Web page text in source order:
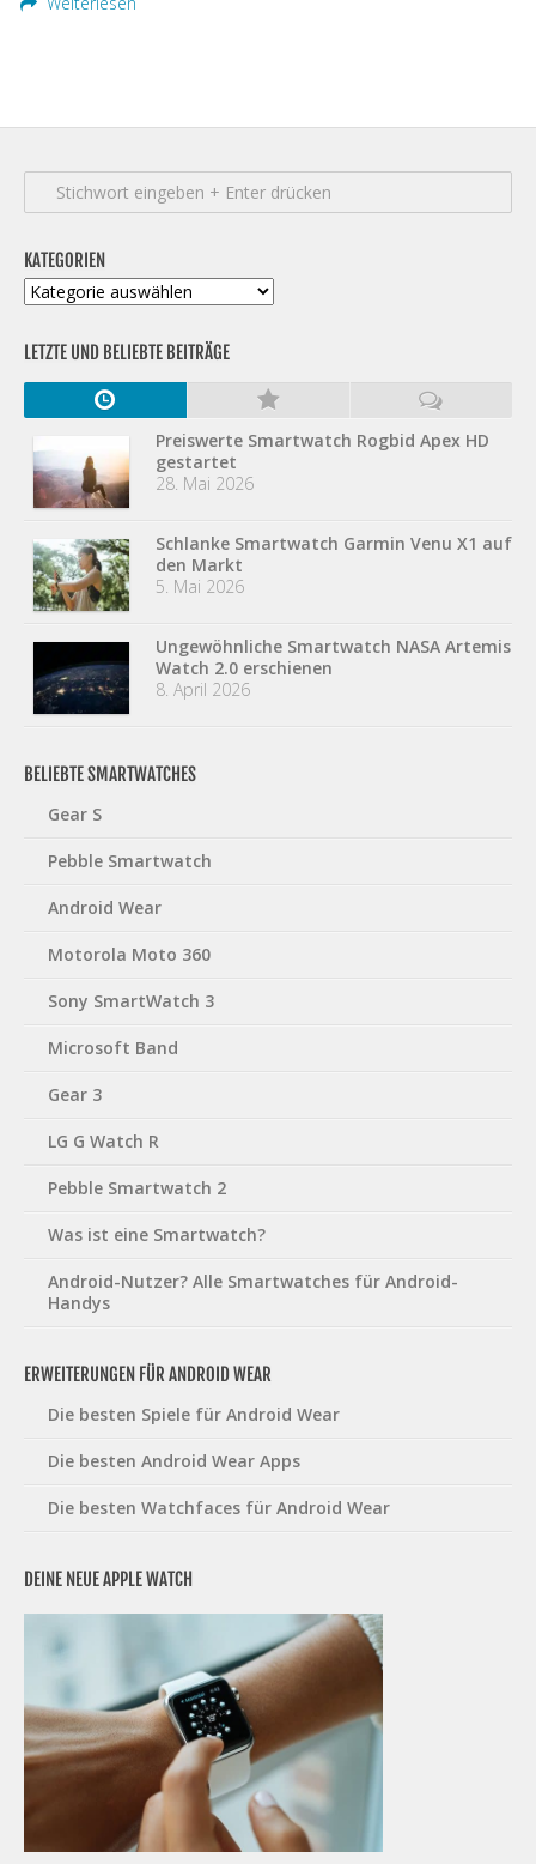
KATEGORIEN
Kategorien
LETZTE UND BELIEBTE BEITRÄGE
Preiswerte Smartwatch Rogbid Apex HD
gestartet
28. Mai 2026
Schlanke Smartwatch Garmin Venu X1 auf
den Markt
5. Mai 2026
Ungewöhnliche Smartwatch NASA Artemis
Watch 2.0 erschienen
8. April 2026
BELIEBTE SMARTWATCHES
Gear S
Pebble Smartwatch
Android Wear
Motorola Moto 360
Sony SmartWatch 3
Microsoft Band
Gear 3
LG G Watch R
Pebble Smartwatch 2
Was ist eine Smartwatch?
Android-Nutzer? Alle Smartwatches für Android-
Handys
ERWEITERUNGEN FÜR ANDROID WEAR
Die besten Spiele für Android Wear
Die besten Android Wear Apps
Die besten Watchfaces für Android Wear
DEINE NEUE APPLE WATCH